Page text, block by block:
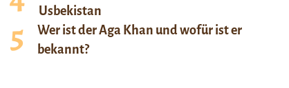
Usbekistan
Wer ist der Aga Khan und wofür ist er
bekannt?